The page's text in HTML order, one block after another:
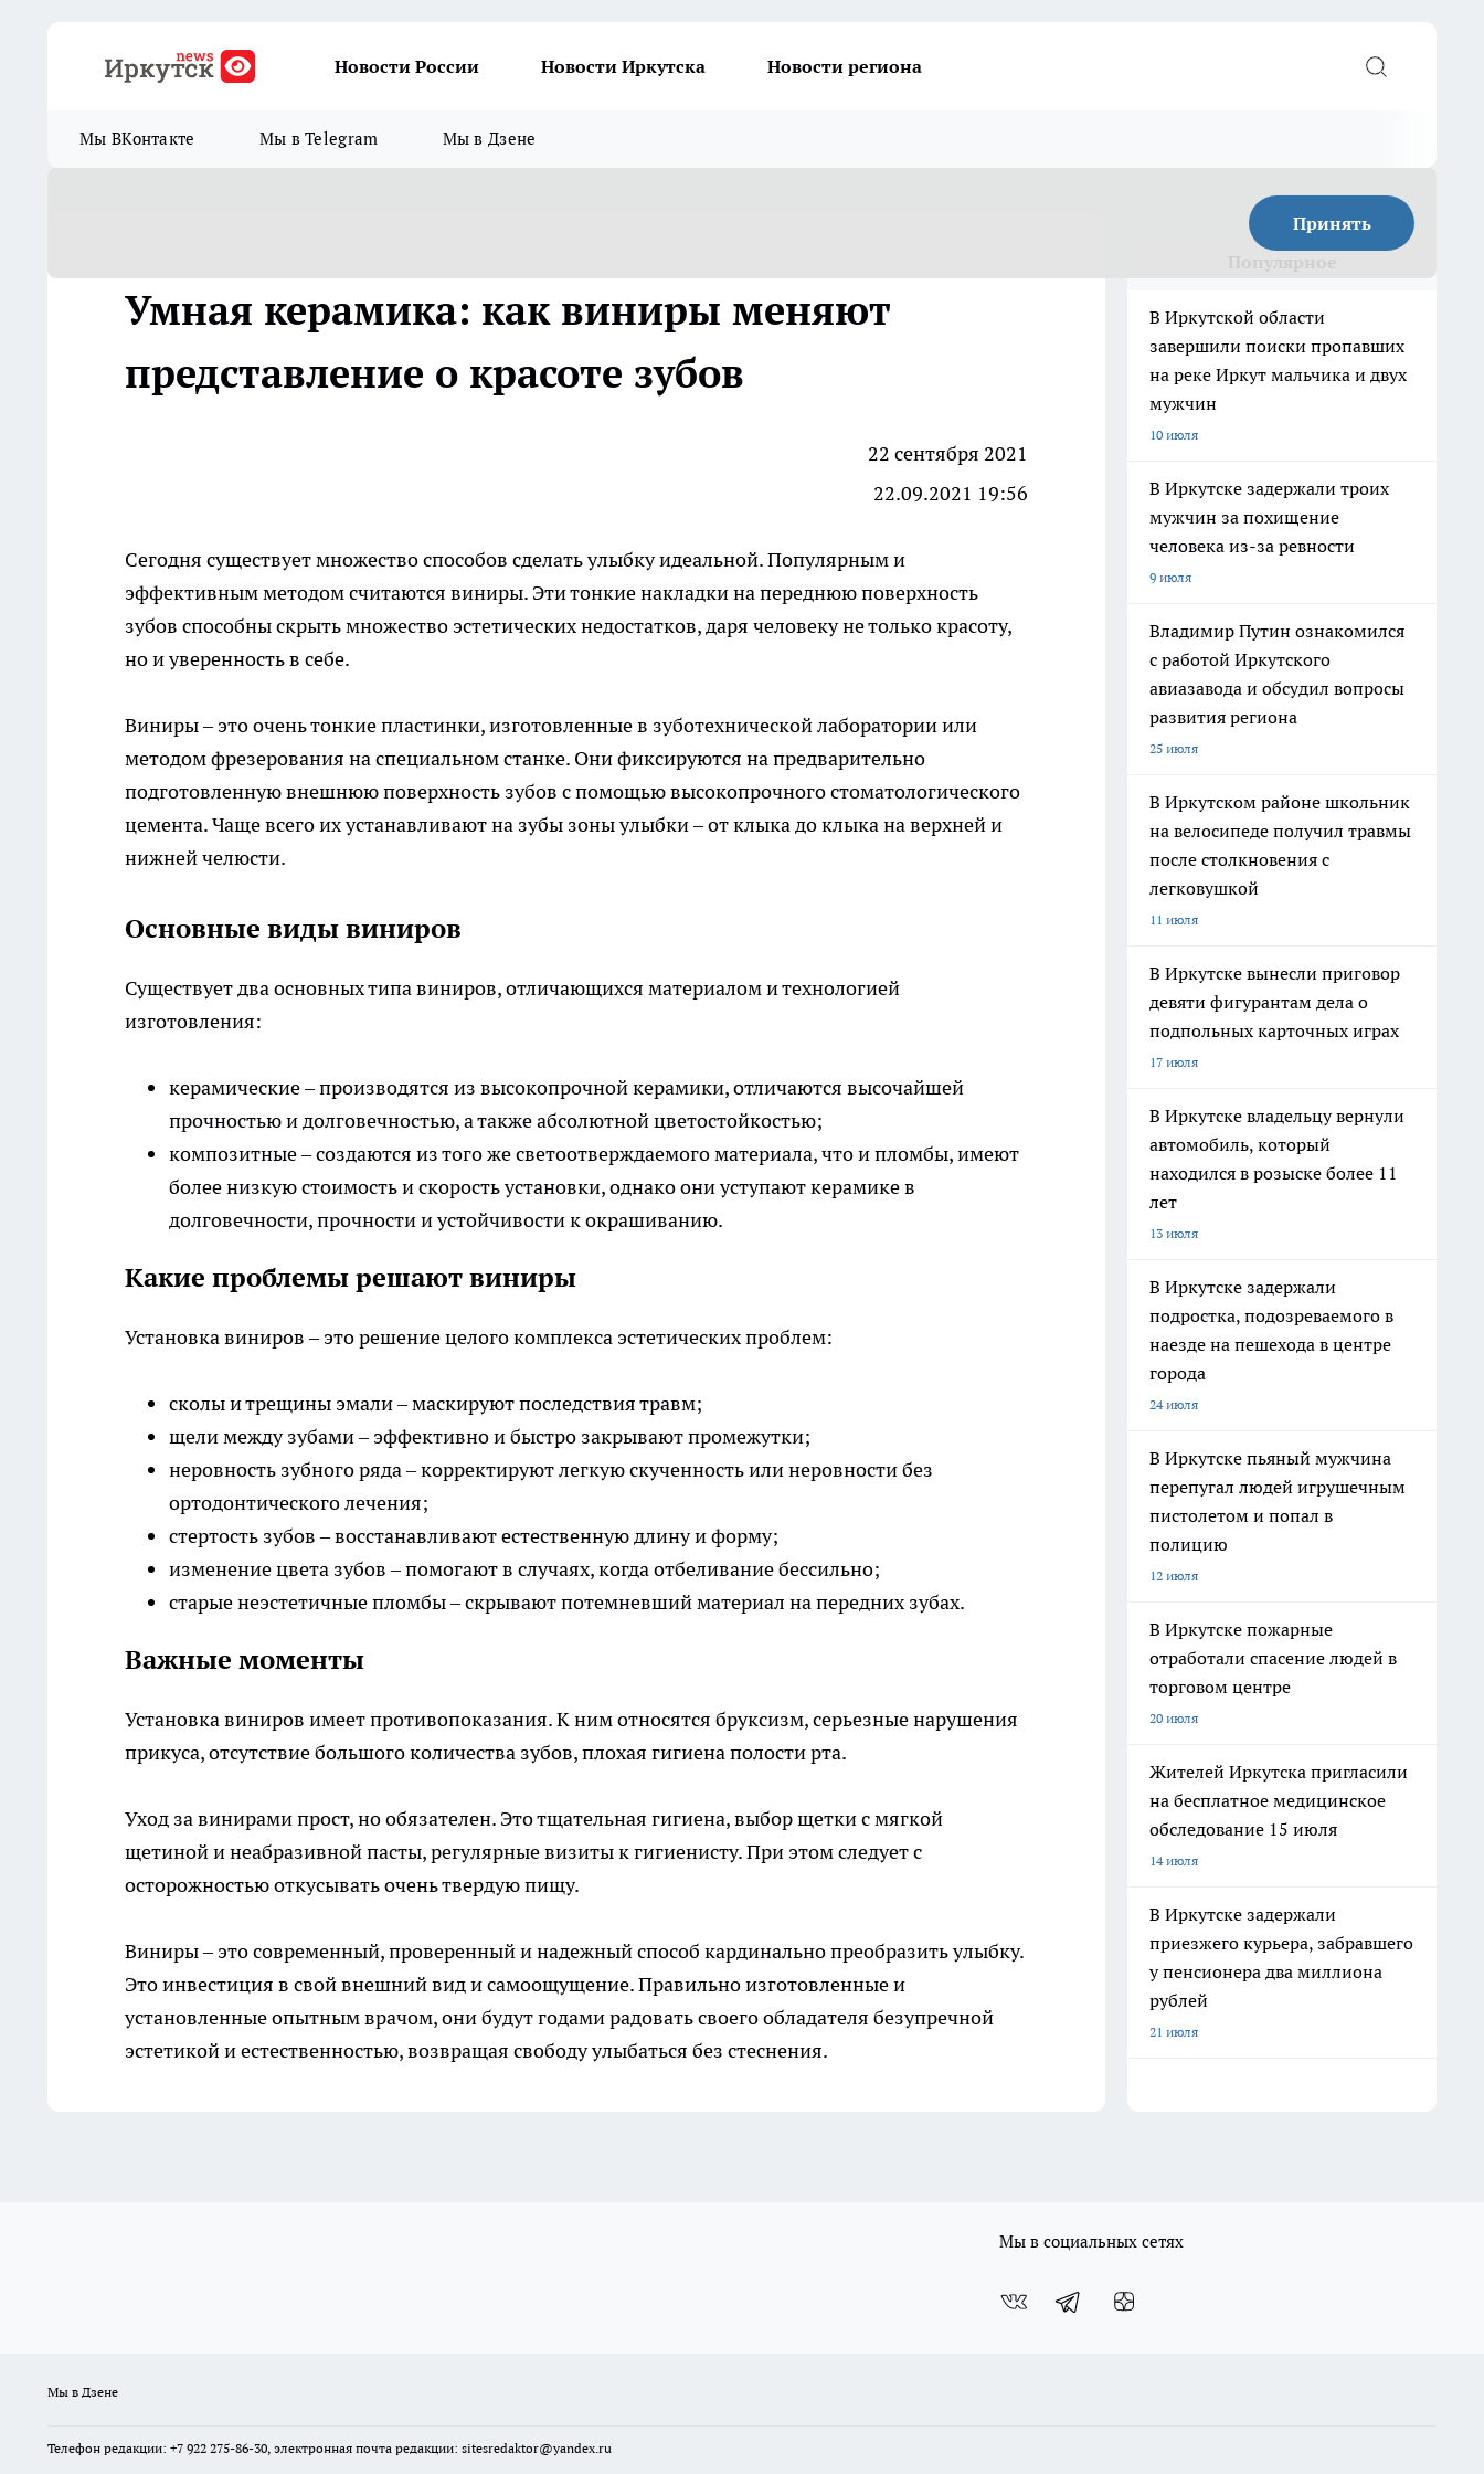
Новости России Новости Иркутска Новости региона
Мы ВКонтакте Мы в Telegram Мы в Дзене
Принять
Умная керамика: как виниры меняют
представление о красоте зубов
22 сентября 2021
22.09.2021 19:56
Сегодня существует множество способов сделать улыбку идеальной. Популярным и
эффективным методом считаются виниры. Эти тонкие накладки на переднюю поверхность
зубов способны скрыть множество эстетических недостатков, даря человеку не только красоту,
но и уверенность в себе.
Виниры– это очень тонкие пластинки, изготовленные в зуботехнической лаборатории или
методом фрезерования на специальном станке. Они фиксируются на предварительно
подготовленную внешнюю поверхность зубов с помощью высокопрочного стоматологического
цемента. Чаще всего их устанавливают на зубы зоны улыбки – от клыка до клыка на верхней и
нижней челюсти.
Основные виды виниров
Существует два основных типа виниров, отличающихся материалом и технологией
изготовления:
керамические – производятся из высокопрочной керамики, отличаются высочайшей
прочностью и долговечностью, а также абсолютной цветостойкостью;
композитные – создаются из того же светоотверждаемого материала, что и пломбы, имеют
более низкую стоимость и скорость установки, однако они уступают керамике в
долговечности, прочности и устойчивости к окрашиванию.
Какие проблемы решают виниры
Установка виниров – это решение целого комплекса эстетических проблем:
сколы и трещины эмали – маскируют последствия травм;
щели между зубами – эффективно и быстро закрывают промежутки;
неровность зубного ряда – корректируют легкую скученность или неровности без
ортодонтического лечения;
стертость зубов – восстанавливают естественную длину и форму;
изменение цвета зубов – помогают в случаях, когда отбеливание бессильно;
старые неэстетичные пломбы – скрывают потемневший материал на передних зубах.
Важные моменты
Установка виниров имеет противопоказания. К ним относятся бруксизм, серьезные нарушения
прикуса, отсутствие большого количества зубов, плохая гигиена полости рта.
Уход за винирами прост, но обязателен. Это тщательная гигиена, выбор щетки с мягкой
щетиной и неабразивной пасты, регулярные визиты к гигиенисту. При этом следует с
осторожностью откусывать очень твердую пищу.
Виниры – это современный, проверенный и надежный способ кардинально преобразить улыбку.
Это инвестиция в свой внешний вид и самоощущение. Правильно изготовленные и
установленные опытным врачом, они будут годами радовать своего обладателя безупречной
эстетикой и естественностью, возвращая свободу улыбаться без стеснения.
В Иркутской области
завершили поиски пропавших
на реке Иркут мальчика и двух
мужчин
10 июля
В Иркутске задержали троих
мужчин за похищение
человека из-за ревности
9 июля
Владимир Путин ознакомился
с работой Иркутского
авиазавода и обсудил вопросы
развития региона
25 июля
В Иркутском районе школьник
на велосипеде получил травмы
после столкновения с
легковушкой
11 июля
В Иркутске вынесли приговор
девяти фигурантам дела о
подпольных карточных играх
17 июля
В Иркутске владельцу вернули
автомобиль, который
находился в розыске более 11
лет
13 июля
В Иркутске задержали
подростка, подозреваемого в
наезде на пешехода в центре
города
24 июля
В Иркутске пьяный мужчина
перепугал людей игрушечным
пистолетом и попал в
полицию
12 июля
В Иркутске пожарные
отработали спасение людей в
торговом центре
20 июля
Жителей Иркутска пригласили
на бесплатное медицинское
обследование 15 июля
14 июля
В Иркутске задержали
приезжего курьера, забравшего
у пенсионера два миллиона
рублей
21 июля
Мы в социальных сетях
Мы в Дзене
Телефон редакции: +7 922 275-86-30, электронная почта редакции: sitesredaktor@yandex.ru